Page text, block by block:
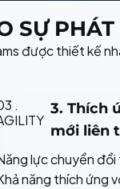
SỰ PHÁT
được thiết kế
.
3. Thích
mới liên
lực chuyển
năng thích ứng